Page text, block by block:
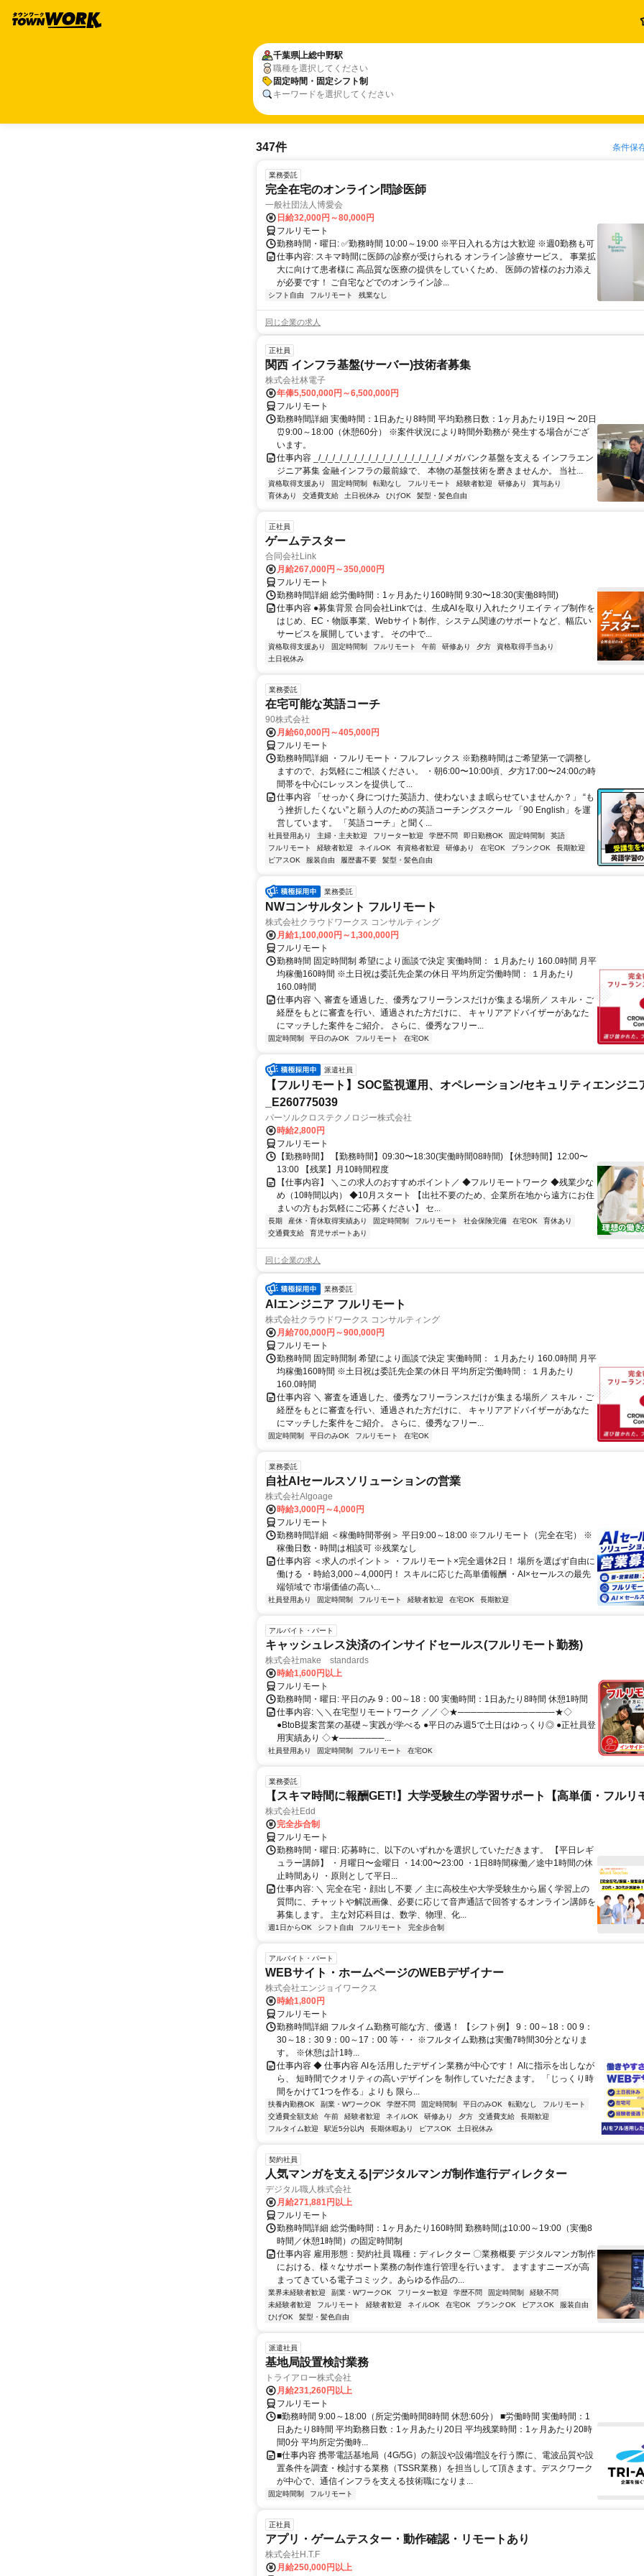
千葉県上総中野駅
職種を選択してください
固定時間・固定シフト制
キーワードを選択してください
347件 条件保
業務委託
完全在宅のオンライン問診医師
一般社団法人博愛会
日給32,000円～80,000円
フルリモート
勤務時間・曜日: ✅勤務時間 10:00～19:00 ※平日入れる方は大歓迎 ※週0勤務も可
仕事内容: スキマ時間に医師の診察が受けられる オンライン診療サービス。 事業拡
大に向けて患者様に 高品質な医療の提供をしていくため、 医師の皆様のお力添え
が必要です！ ご自宅などでのオンライン診...
シフト自由 フルリモート 残業なし
同じ企業の求人
正社員
関西 インフラ基盤(サーバー)技術者募集
株式会社林電子
年俸5,500,000円～6,500,000円
フルリモート
勤務時間詳細 実働時間：1日あたり8時間 平均勤務日数：1ヶ月あたり19日 〜 20日
⏰9:00～18:00（休憩60分） ※案件状況により時間外勤務が 発生する場合がござ
います。
仕事内容 _/_/_/_/_/_/_/_/_/_/_/_/_/_/_/_/_/_/ メガバンク基盤を支える インフラエン
ジニア募集 金融インフラの最前線で、 本物の基盤技術を磨きませんか。 当社...
資格取得支援あり 固定時間制 転勤なし フルリモート 経験者歓迎 研修あり
賞与あり
育休あり
交通費支給 土日祝休み ひげOK 髪型・髪色自由
正社員
ゲームテスター
合同会社Link
月給267,000円～350,000円
フルリモート
勤務時間詳細 総労働時間：1ヶ月あたり160時間 9:30〜18:30(実働8時間)
仕事内容 ●募集背景 合同会社Linkでは、生成AIを取り入れたクリエイティブ制作を
はじめ、EC・物販事業、Webサイト制作、システム関連のサポートなど、幅広い
サービスを展開しています。 その中で...
資格取得支援あり 固定時間制 フルリモート 午前 研修あり 夕方
資格取得手当あり
土日祝休み
業務委託
在宅可能な英語コーチ
90株式会社
月給60,000円～405,000円
フルリモート
勤務時間詳細 ・フルリモート・フルフレックス ※勤務時間はご希望第一で調整し
ますので、お気軽にご相談ください。 ・朝6:00〜10:00頃、夕方17:00〜24:00の時
間帯を中心にレッスンを提供して...
仕事内容 「せっかく身につけた英語力、使わないまま眠らせていませんか？」 “も
う挫折したくない”と願う人のための英語コーチングスクール 「90 English」を運
営しています。 「英語コーチ」と聞く...
社員登用あり 主婦・主夫歓迎 フリーター歓迎 学歴不問 即日勤務OK 固定時間制
英語
フルリモート
経験者歓迎 ネイルOK 有資格者歓迎 研修あり 在宅OK ブランクOK
長期歓迎
ピアスOK
服装自由 履歴書不要 髪型・髪色自由
業務委託
NWコンサルタント フルリモート
株式会社クラウドワークス コンサルティング
月給1,100,000円～1,300,000円
フルリモート
勤務時間 固定時間制 希望により面談で決定 実働時間： １月あたり 160.0時間 月平
均稼働160時間 ※土日祝は委託先企業の休日 平均所定労働時間： １月あたり
160.0時間
仕事内容 ＼ 審査を通過した、優秀なフリーランスだけが集まる場所／ スキル・ご
経歴をもとに審査を行い、通過された方だけに、 キャリアアドバイザーがあなた
にマッチした案件をご紹介。 さらに、優秀なフリー...
固定時間制 平日のみOK フルリモート 在宅OK
派遣社員
【フルリモート】SOC監視運用、オペレーション/セキュリティエンジニ
_E260775039
パーソルクロステクノロジー株式会社
時給2,800円
フルリモート
【勤務時間】 【勤務時間】09:30〜18:30(実働時間08時間) 【休憩時間】12:00〜
13:00 【残業】月10時間程度
【仕事内容】 ＼この求人のおすすめポイント／ ◆フルリモートワーク ◆残業少な
め（10時間以内） ◆10月スタート 【出社不要のため、企業所在地から遠方にお住
まいの方もお気軽にご応募ください】 セ...
長期 産休・育休取得実績あり 固定時間制 フルリモート 社会保険完備 在宅OK
育休あり
交通費支給
育児サポートあり
同じ企業の求人
業務委託
AIエンジニア フルリモート
株式会社クラウドワークス コンサルティング
月給700,000円～900,000円
フルリモート
勤務時間 固定時間制 希望により面談で決定 実働時間： １月あたり 160.0時間 月平
均稼働160時間 ※土日祝は委託先企業の休日 平均所定労働時間： １月あたり
160.0時間
仕事内容 ＼ 審査を通過した、優秀なフリーランスだけが集まる場所／ スキル・ご
経歴をもとに審査を行い、通過された方だけに、 キャリアアドバイザーがあなた
にマッチした案件をご紹介。 さらに、優秀なフリー...
固定時間制 平日のみOK フルリモート 在宅OK
業務委託
自社AIセールスソリューションの営業
株式会社Algoage
時給3,000円～4,000円
フルリモート
勤務時間詳細 ＜稼働時間帯例＞ 平日9:00～18:00 ※フルリモート（完全在宅） ※
稼働日数・時間は相談可 ※残業なし
仕事内容 ＜求人のポイント＞ ・フルリモート×完全週休2日！ 場所を選ばず自由に
働ける ・時給3,000～4,000円！ スキルに応じた高単価報酬 ・AI×セールスの最先
端領域で 市場価値の高い...
社員登用あり 固定時間制 フルリモート 経験者歓迎 在宅OK 長期歓迎
アルバイト・パート
キャッシュレス決済のインサイドセールス(フルリモート勤務)
株式会社make standards
時給1,600円以上
フルリモート
勤務時間・曜日: 平日のみ 9：00～18：00 実働時間：1日あたり8時間 休憩1時間
仕事内容: ＼＼在宅型リモートワーク ／／ ◇★───────────────★◇
●BtoB提案営業の基礎～実践が学べる ●平日のみ週5で土日はゆっくり◎ ●正社員登
用実績あり ◇★───────...
社員登用あり 固定時間制 フルリモート 在宅OK
業務委託
【スキマ時間に報酬GET!】大学受験生の学習サポート【高単価・フルリ
株式会社Edd
完全歩合制
フルリモート
勤務時間・曜日: 応募時に、以下のいずれかを選択していただきます。 【平日レギ
ュラー講師】 ・月曜日〜金曜日 ・14:00〜23:00 ・1日8時間稼働／途中1時間の休
止時間あり ・原則として平日...
仕事内容: ＼ 完全在宅・顔出し不要 ／ 主に高校生や大学受験生から届く学習上の
質問に、チャットや解説画像、必要に応じて音声通話で回答するオンライン講師を
募集します。 主な対応科目は、数学、物理、化...
週1日からOK シフト自由 フルリモート 完全歩合制
アルバイト・パート
WEBサイト・ホームページのWEBデザイナー
株式会社エンジョイワークス
時給1,800円
フルリモート
勤務時間詳細 フルタイム勤務可能な方、優遇！ 【シフト例】 9：00～18：00 9：
30～18：30 9：00～17：00 等・・ ※フルタイム勤務は実働7時間30分となりま
す。 ※休憩は計1時...
仕事内容 ◆ 仕事内容 AIを活用したデザイン業務が中心です！ AIに指示を出しなが
ら、 短時間でクオリティの高いデザインを 制作していただきます。 「じっくり時
間をかけて1つを作る」よりも 限ら...
扶養内勤務OK 副業・WワークOK 学歴不問 固定時間制 平日のみOK 転勤なし
フルリモート
交通費全額支給
午前 経験者歓迎 ネイルOK 研修あり 夕方 交通費支給
長期歓迎
フルタイム歓迎
駅近5分以内 長期休暇あり ピアスOK 土日祝休み
契約社員
人気マンガを支える|デジタルマンガ制作進行ディレクター
デジタル職人株式会社
月給271,881円以上
フルリモート
勤務時間詳細 総労働時間：1ヶ月あたり160時間 勤務時間は10:00～19:00（実働8
時間／休憩1時間）の固定時間制
仕事内容 雇用形態：契約社員 職種：ディレクター 〇業務概要 デジタルマンガ制作
における、様々なサポート業務の制作進行管理を行います。 ますますニーズが高
まってきている電子コミック。あらゆる作品の...
業界未経験者歓迎 副業・WワークOK フリーター歓迎 学歴不問 固定時間制
経験不問
未経験者歓迎
フルリモート 経験者歓迎 ネイルOK 在宅OK ブランクOK ピアスOK
服装自由
ひげOK
髪型・髪色自由
派遣社員
基地局設置検討業務
トライアロー株式会社
月給231,260円以上
フルリモート
■勤務時間 9:00～18:00（所定労働時間8時間 休憩:60分） ■労働時間 実働時間：1
日あたり8時間 平均勤務日数：1ヶ月あたり20日 平均残業時間：1ヶ月あたり20時
間0分 平均所定労働時...
■仕事内容 携帯電話基地局（4G/5G）の新設や設備増設を行う際に、電波品質や設
置条件を調査・検討する業務（TSSR業務）を担当しして頂きます。デスクワーク
が中心で、通信インフラを支える技術職になりま...
固定時間制 フルリモート
正社員
アプリ・ゲームテスター・動作確認・リモートあり
株式会社H.T.F
月給250,000円以上